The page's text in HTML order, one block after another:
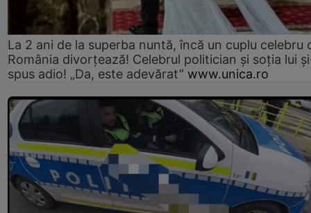
La 2 ani de la superba nuntă, încă un cuplu celebru
România divorțează! Celebrul politician și soția lui
spus adio! „Da, este adevărat” www.unica.ro